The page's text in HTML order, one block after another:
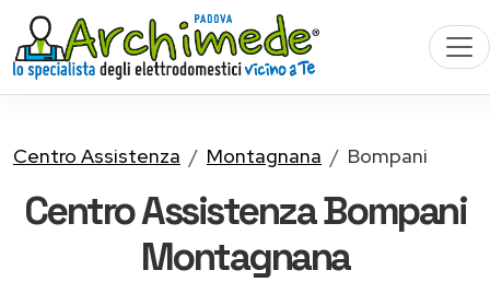
Centro Assistenza Montagnana Bompani
Centro AssistenzaBompani
Montagnana